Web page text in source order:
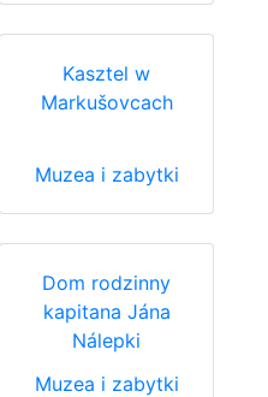
Kasztel w
Markušovcach
Muzea i zabytki
Dom rodzinny
kapitana Jána
Nálepki
Muzea i zabytki